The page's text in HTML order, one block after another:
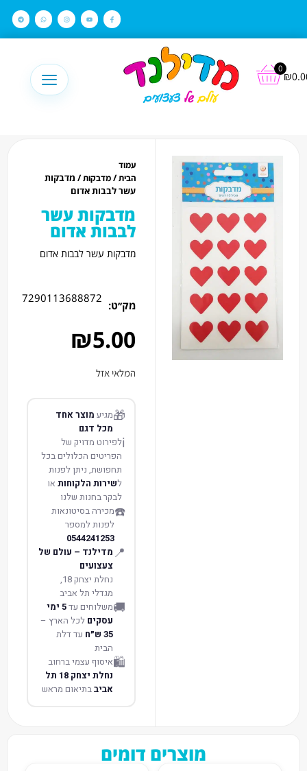
₪
0
עמוד
הבית/מדבקות/ מדבקות
עשר לבבות אדום
מדבקות עשר
לבבות אדום
מדבקות עשר לבבות אדום
מק׳׳ט:
7290113688872
₪5.00
המלאי אזל
🎁מגיע מוצר אחד
מכל דגם
ℹ️לפירוט מדויק של
הפריטים הכלולים בכל
תחפושת, ניתן לפנות
לשירות הלקוחות או
לבקר בחנות שלנו
☎️מכירה בסיטונאות
לפנות למספר
0544241253
📍 מדילנד – עולם של
צעצועים
נחלת יצחק 18,
מגדלי תל אביב
🚚משלוחים עד 5 ימי
עסקים לכל הארץ –
35 ש״ח
עד דלת
הבית
🛍️איסוף עצמי ברחוב
נחלת יצחק 18 תל
אביבבתיאום מראש
מוצרים דומים